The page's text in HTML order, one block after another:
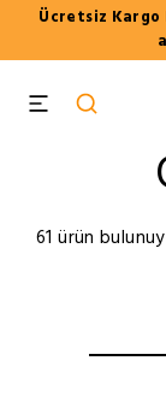
Ücretsiz Kargo
61 ürün